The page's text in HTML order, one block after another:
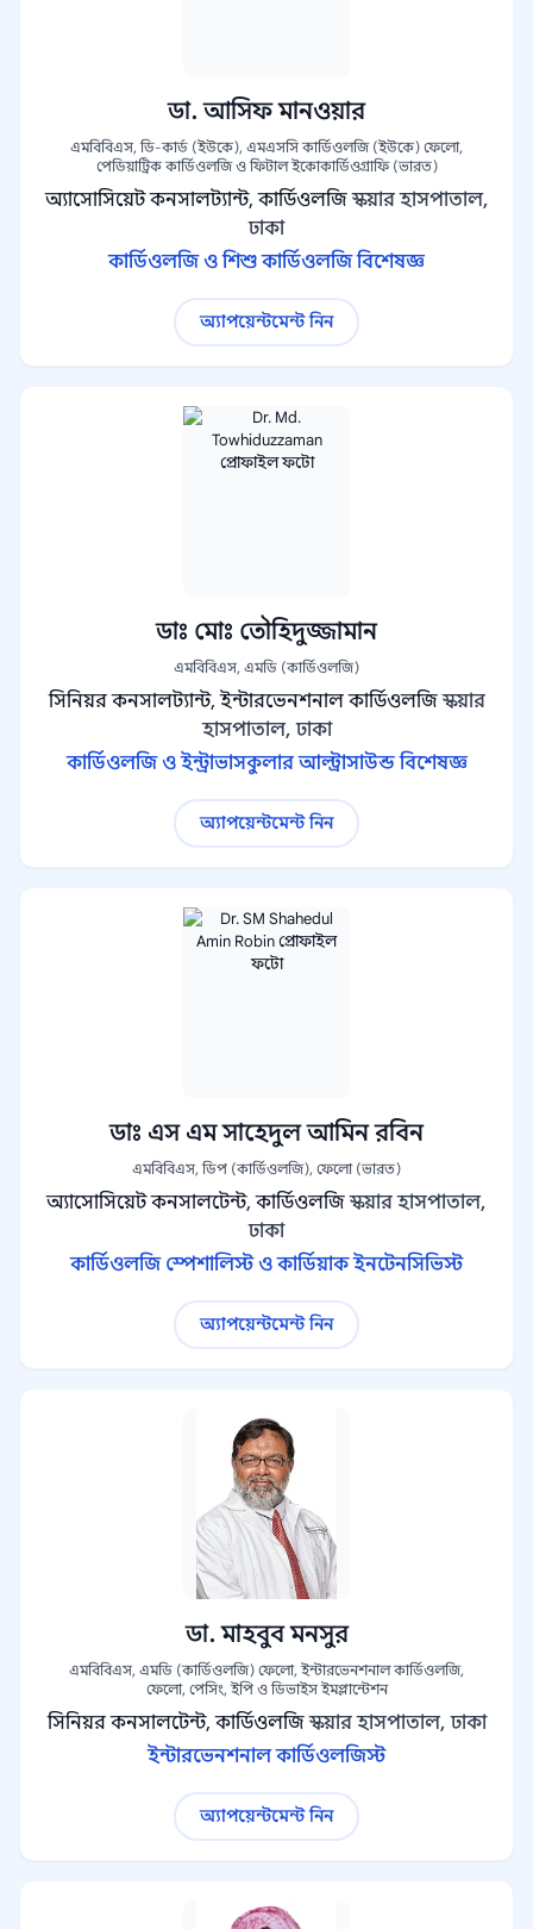
ডা. আসিফ মানওয়ার
এমবিবিএস, ডি-কার্ড (ইউকে), এমএসসি কার্ডিওলজি (ইউকে) ফেলো,
পেডিয়াট্রিক কার্ডিওলজি ও ফিটাল ইকোকার্ডিওগ্রাফি (ভারত)
অ্যাসোসিয়েট কনসালট্যান্ট, কার্ডিওলজি স্কয়ার হাসপাতাল,
ঢাকা
কার্ডিওলজি ও শিশু কার্ডিওলজি বিশেষজ্ঞ
অ্যাপয়েন্টমেন্ট নিন
ডাঃ মোঃ তৌহিদুজ্জামান
এমবিবিএস, এমডি (কার্ডিওলজি)
সিনিয়র কনসালট্যান্ট, ইন্টারভেনশনাল কার্ডিওলজি স্কয়ার
হাসপাতাল, ঢাকা
কার্ডিওলজি ও ইন্ট্রাভাসকুলার আল্ট্রাসাউন্ড বিশেষজ্ঞ
অ্যাপয়েন্টমেন্ট নিন
ডাঃ এস এম সাহেদুল আমিন রবিন
এমবিবিএস, ডিপ (কার্ডিওলজি), ফেলো (ভারত)
অ্যাসোসিয়েট কনসালটেন্ট, কার্ডিওলজি স্কয়ার হাসপাতাল,
ঢাকা
কার্ডিওলজি স্পেশালিস্ট ও কার্ডিয়াক ইনটেনসিভিস্ট
অ্যাপয়েন্টমেন্ট নিন
ডা. মাহবুব মনসুর
এমবিবিএস, এমডি (কার্ডিওলজি) ফেলো, ইন্টারভেনশনাল কার্ডিওলজি,
ফেলো, পেসিং, ইপি ও ডিভাইস ইমপ্লান্টেশন
সিনিয়র কনসালটেন্ট, কার্ডিওলজি স্কয়ার হাসপাতাল, ঢাকা
ইন্টারভেনশনাল কার্ডিওলজিস্ট
অ্যাপয়েন্টমেন্ট নিন